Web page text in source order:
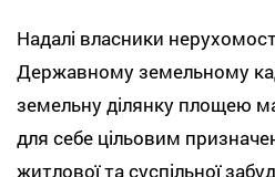
Надалі власники
Державному земельному
земельну ділянку площею
для себе цільовим
житлової та суспільної